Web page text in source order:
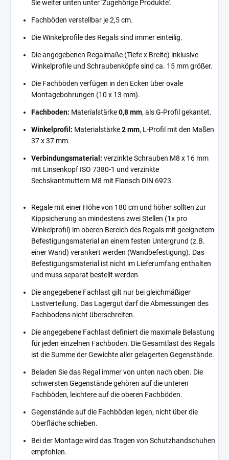
Sie weiter unten unter 'Zugehörige Produkte'.
Fachböden verstellbar je 2,5 cm.
Die Winkelprofile des Regals sind immer einteilig.
Die angegebenen Regalmaße (Tiefe x Breite) inklusive
Winkelprofile und Schraubenköpfe sind ca. 15 mm größer.
Die Fachböden verfügen in den Ecken über ovale
Montagebohrungen (10 x 13 mm).
Fachboden: Materialstärke0,8 mm, als G-Profil gekantet.
Winkelprofil: Materialstärke2 mm, L-Profil mit den Maßen
37 x 37 mm.
Verbindungsmaterial: verzinkte Schrauben M8 x 16 mm
mit Linsenkopf ISO 7380-1 und verzinkte
Sechskantmuttern M8 mit Flansch DIN 6923.
Regale mit einer Höhe von 180 cm und höher sollten zur
Kippsicherung an mindestens zwei Stellen (1x pro
Winkelprofil) im oberen Bereich des Regals mit geeignetem
Befestigungsmaterial an einem festen Untergrund (z.B.
einer Wand) verankert werden (Wandbefestigung). Das
Befestigungsmaterial ist nicht im Lieferumfang enthalten
und muss separat bestellt werden.
Die angegebene Fachlast gilt nur bei gleichmäßiger
Lastverteilung. Das Lagergut darf die Abmessungen des
Fachbodens nicht überschreiten.
Die angegebene Fachlast definiert die maximale Belastung
für jeden einzelnen Fachboden. Die Gesamtlast des Regals
ist die Summe der Gewichte aller gelagerten Gegenstände.
Beladen Sie das Regal immer von unten nach oben. Die
schwersten Gegenstände gehören auf die unteren
Fachböden, leichtere auf die oberen Fachböden.
Gegenstände auf die Fachböden legen, nicht über die
Oberfläche schieben.
Bei der Montage wird das Tragen von Schutzhandschuhen
empfohlen.